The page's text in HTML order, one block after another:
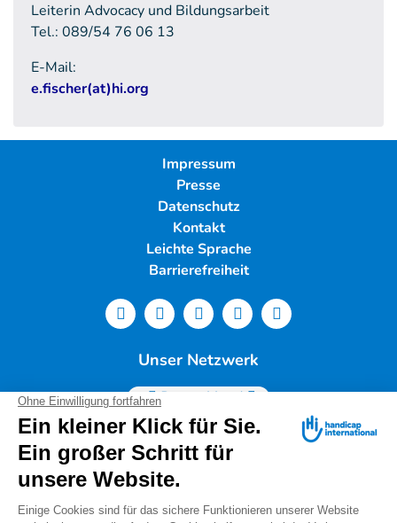
Leiterin Advocacy und Bildungsarbeit
Tel.: 089/54 76 06 13
E-Mail:
e.fischer(at)hi.org
Impressum
Presse
Datenschutz
Kontakt
Leichte Sprache
Barrierefreiheit
Unser Netzwerk
Deutschland
Handicap International e.V. | Lindwurmstr. 101 | 80337
München |
Tel.: 089/54 76 06 0 |